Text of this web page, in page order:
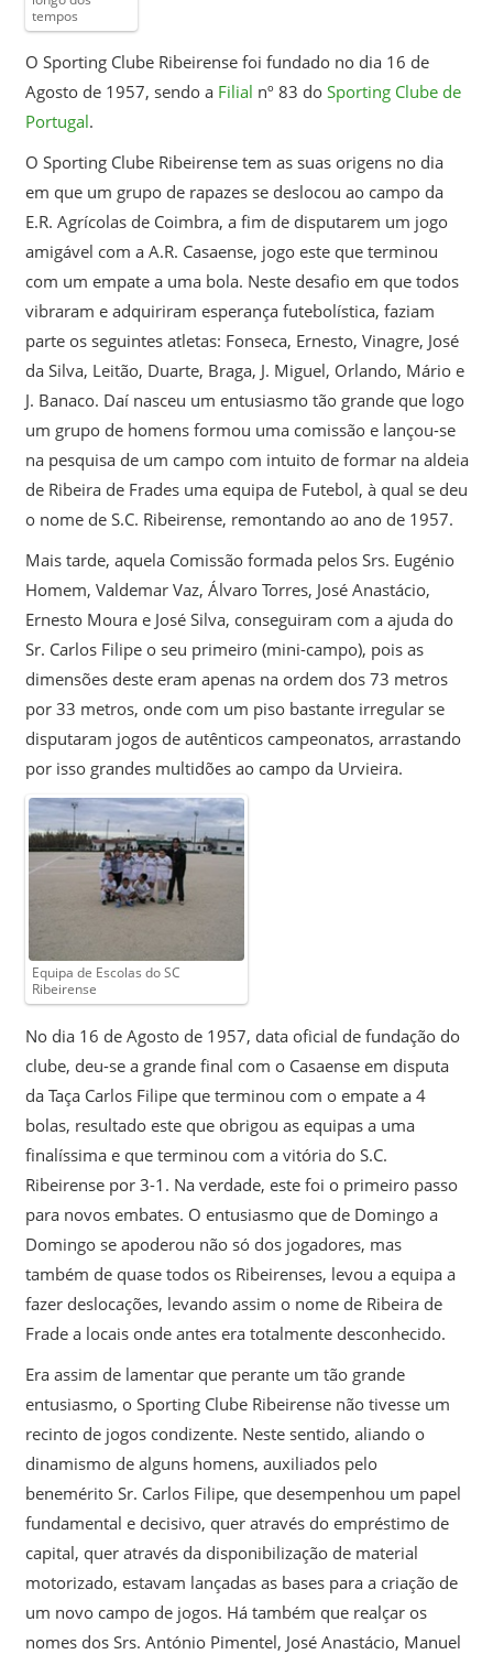
tempos
O Sporting Clube Ribeirense foi fundado no dia 16 de
Agosto de 1957, sendo a Filial nº 83 do Sporting Clube de
Portugal.
O Sporting Clube Ribeirense tem as suas origens no dia
em que um grupo de rapazes se deslocou ao campo da
E.R. Agrícolas de Coimbra, a fim de disputarem um jogo
amigável com a A.R. Casaense, jogo este que terminou
com um empate a uma bola. Neste desafio em que todos
vibraram e adquiriram esperança futebolística, faziam
parte os seguintes atletas: Fonseca, Ernesto, Vinagre, José
da Silva, Leitão, Duarte, Braga, J. Miguel, Orlando, Mário e
J. Banaco. Daí nasceu um entusiasmo tão grande que logo
um grupo de homens formou uma comissão e lançou-se
na pesquisa de um campo com intuito de formar na aldeia
de Ribeira de Frades uma equipa de Futebol, à qual se deu
o nome de S.C. Ribeirense, remontando ao ano de 1957.
Mais tarde, aquela Comissão formada pelos Srs. Eugénio
Homem, Valdemar Vaz, Álvaro Torres, José Anastácio,
Ernesto Moura e José Silva, conseguiram com a ajuda do
Sr. Carlos Filipe o seu primeiro (mini-campo), pois as
dimensões deste eram apenas na ordem dos 73 metros
por 33 metros, onde com um piso bastante irregular se
disputaram jogos de autênticos campeonatos, arrastando
por isso grandes multidões ao campo da Urvieira.
Equipa de Escolas do SC
Ribeirense
No dia 16 de Agosto de 1957, data oficial de fundação do
clube, deu-se a grande final com o Casaense em disputa
da Taça Carlos Filipe que terminou com o empate a 4
bolas, resultado este que obrigou as equipas a uma
finalíssima e que terminou com a vitória do S.C.
Ribeirense por 3-1. Na verdade, este foi o primeiro passo
para novos embates. O entusiasmo que de Domingo a
Domingo se apoderou não só dos jogadores, mas
também de quase todos os Ribeirenses, levou a equipa a
fazer deslocações, levando assim o nome de Ribeira de
Frade a locais onde antes era totalmente desconhecido.
Era assim de lamentar que perante um tão grande
entusiasmo, o Sporting Clube Ribeirense não tivesse um
recinto de jogos condizente. Neste sentido, aliando o
dinamismo de alguns homens, auxiliados pelo
benemérito Sr. Carlos Filipe, que desempenhou um papel
fundamental e decisivo, quer através do empréstimo de
capital, quer através da disponibilização de material
motorizado, estavam lançadas as bases para a criação de
um novo campo de jogos. Há também que realçar os
nomes dos Srs. António Pimentel, José Anastácio, Manuel